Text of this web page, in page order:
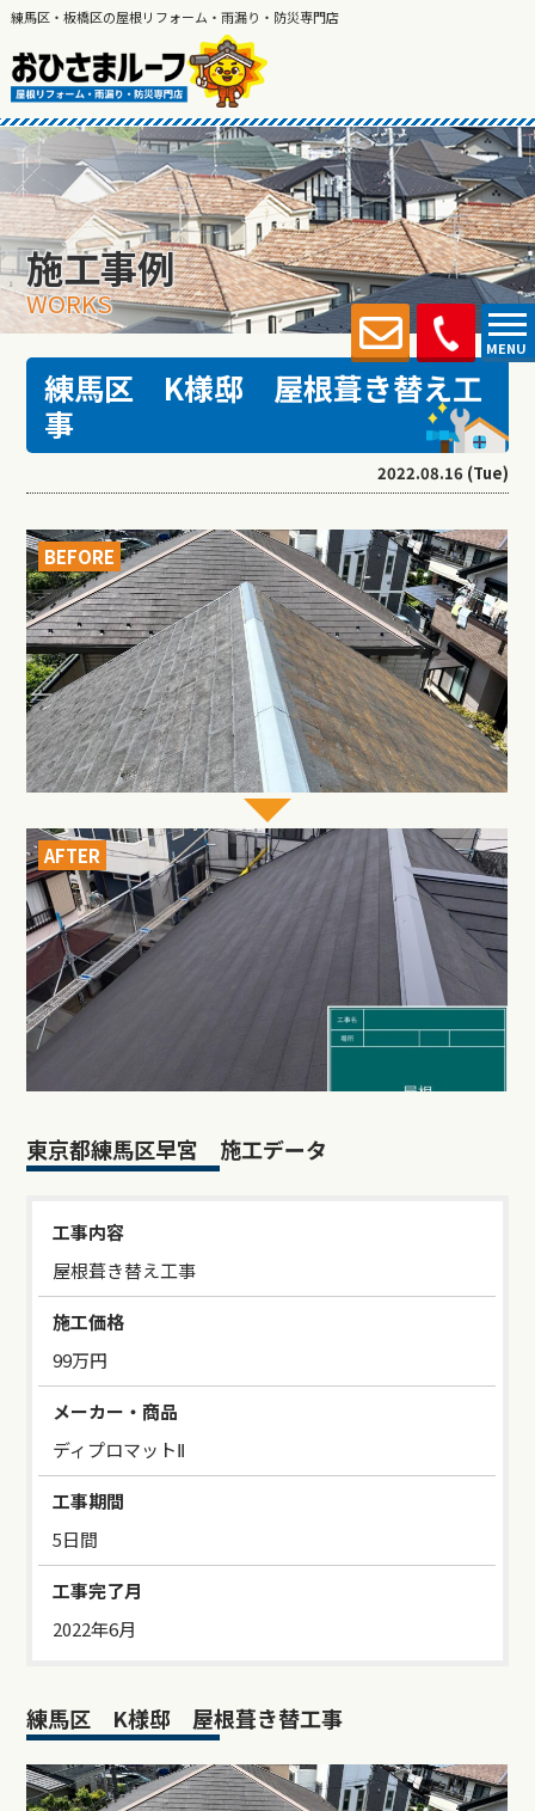
練馬区・板橋区の屋根リフォーム・雨漏り・防災専門店
MENU
施工事例
WORKS
練馬区 K様邸 屋根葺き替え工
事
2022.08.16 (Tue)
BEFORE
AFTER
東京都練馬区早宮 施工データ
工事内容
屋根葺き替え工事
施工価格
99万円
メーカー・商品
ディプロマットⅡ
工事期間
5日間
工事完了月
2022年6月
練馬区 K様邸 屋根葺き替工事